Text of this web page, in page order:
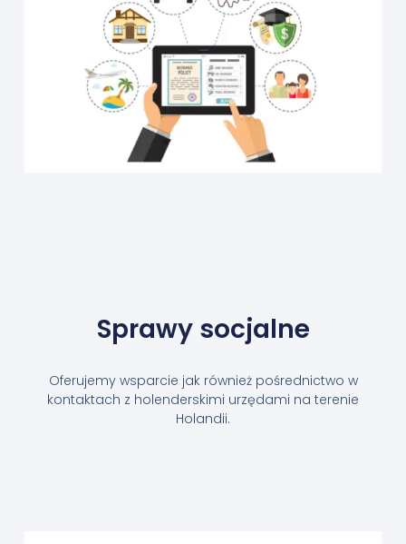
Sprawy socjalne
Oferujemy wsparcie jak również pośrednictwo w
kontaktach z holenderskimi urzędami na terenie
Holandii.